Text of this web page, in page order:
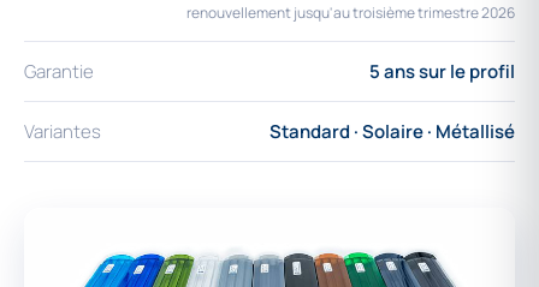
renouvellement jusqu'au troisième trimestre 2026
Garantie 5 ans sur le profil
Variantes Standard · Solaire · Métallisé